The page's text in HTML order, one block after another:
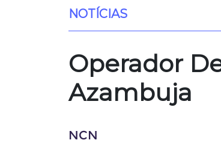
NOTÍCIAS
Operador
Azambuja
NCN